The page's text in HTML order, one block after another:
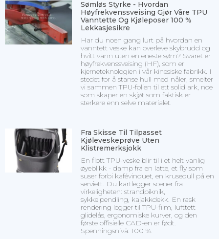
Sømløs Styrke - Hvordan
Høyfrekvenssveising Gjør Våre TPU
Vanntette Og Kjøleposer 100 %
Lekkasjesikre
Har du noen gang lurt på hvordan en
vanntett veske kan overleve skybrudd og
hvitt vann uten en eneste søm? Svaret er
høyfrekvenssveising (HF), som er
kjerneteknologien i vår kinesiske fabrikk. I
stedet for å stanse hull med nåler, smelter
vi sammen TPU-folien til ett solid ark, noe
som skaper en skjøt som faktisk er
sterkere enn selve materialet.
Fra Skisse Til Tilpasset
Kjøleveskeprøve Uten
Klistremerksjokk
En flott TPU-veske blir til i et helt vanlig
øyeblikk - damp fra en latte, et fly som
suser forbi kafévinduet, en krusedull på en
serviett. Du kartlegger scener fra
virkeligheten: strandpiknik,
sykkelpendling, kajakkdekk. En rask
rendering legger til TPU-film, lufttett
glidelås, ergonomiske kurver, og den
første offisielle CAD-en er født.
Spenningsnivå: 100 %.